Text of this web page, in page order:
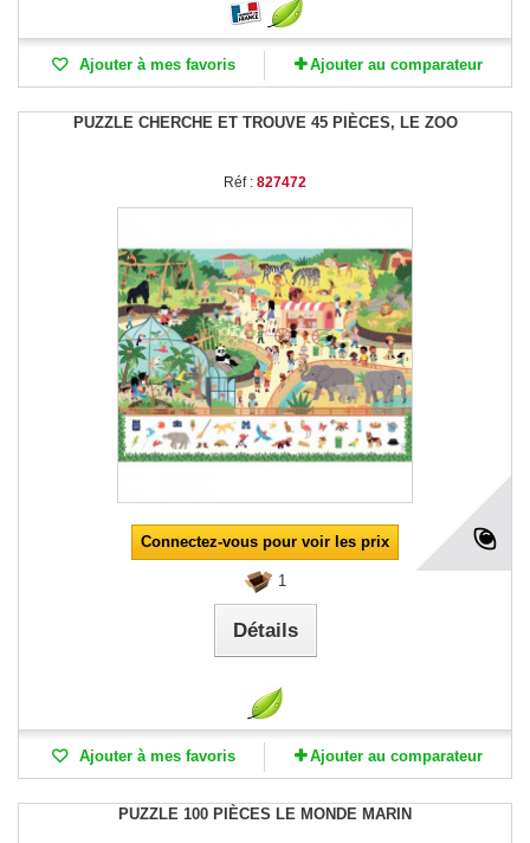
Ajouter à mes favoris Ajouter au comparateur
PUZZLE CHERCHE ET TROUVE 45 PIÈCES, LE ZOO
Réf : 827472
Connectez-vous pour voir les prix
1
Détails
Ajouter à mes favoris Ajouter au comparateur
PUZZLE 100 PIÈCES LE MONDE MARIN